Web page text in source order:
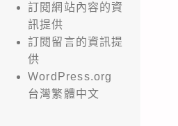
訂閱網站內容的資
訊提供
訂閱留言的資訊提
供
WordPress.org
台灣繁體中文